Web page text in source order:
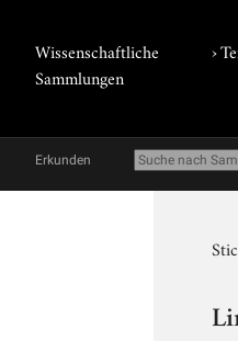
Wissenschaftliche
Sammlungen
›
Erkunden